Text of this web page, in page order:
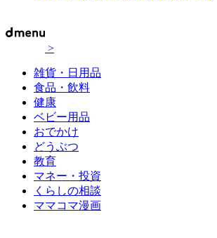
>
雑貨・日用品
食品・飲料
健康
ベビー用品
おでかけ
どうぶつ
教育
マネー・投資
くらしの相談
ママコマ漫画